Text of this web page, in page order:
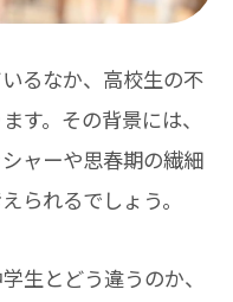
るなか、高校生の不
す。その背景には、
ャーや思春期の繊細
られるでしょう。
生とどう違うのか、